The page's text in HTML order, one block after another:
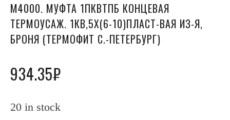
М4000. МУФТА 1ПКВТПБ КОНЦЕВАЯ
ТЕРМОУСАЖ. 1КВ,5Х(6-10)ПЛАСТ-ВАЯ ИЗ-Я,
БРОНЯ (ТЕРМОФИТ С.-ПЕТЕРБУРГ)
934.35₽
20 in stock